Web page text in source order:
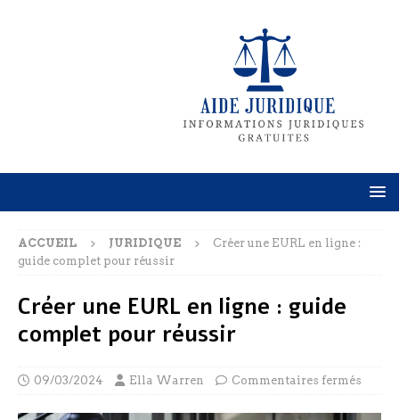
ACCUEIL JURIDIQUE
Créer une EURL en ligne :
guide complet pour réussir
Créer une EURL en ligne : guide
complet pour réussir
09/03/2024 Ella Warren Commentaires fermés